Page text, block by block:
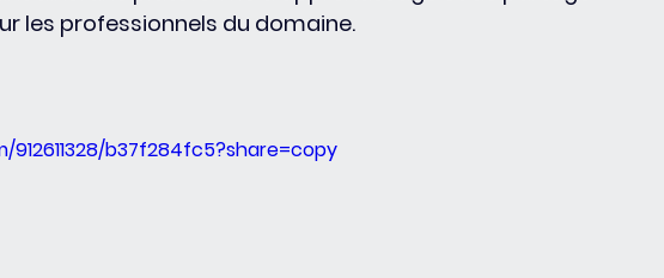
les professionnels du domaine.
b37f284fc5?share=copy